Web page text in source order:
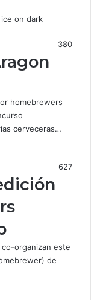
380
homebrewers
cerveceras…
627
co-organizan este
de